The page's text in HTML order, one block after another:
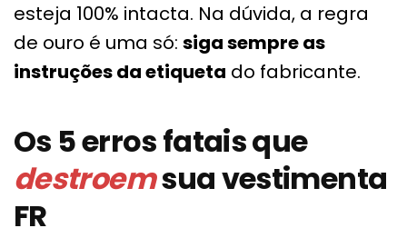
esteja 100% intacta. Na dúvida, a regra
de ouro é uma só: siga sempre as
instruções da etiqueta do fabricante.
Os 5 erros fatais que
destroemsua vestimenta
FR